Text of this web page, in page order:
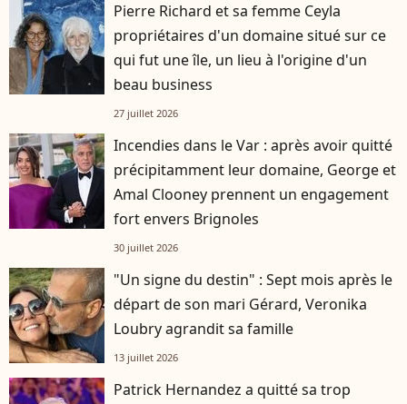
Pierre Richard et sa femme Ceyla
propriétaires d'un domaine situé sur ce
qui fut une île, un lieu à l'origine d'un
beau business
27 juillet 2026
Incendies dans le Var : après avoir quitté
précipitamment leur domaine, George et
Amal Clooney prennent un engagement
fort envers Brignoles
30 juillet 2026
"Un signe du destin" : Sept mois après le
départ de son mari Gérard, Veronika
Loubry agrandit sa famille
13 juillet 2026
Patrick Hernandez a quitté sa trop